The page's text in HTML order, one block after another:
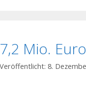
7,2 Mio.
8.